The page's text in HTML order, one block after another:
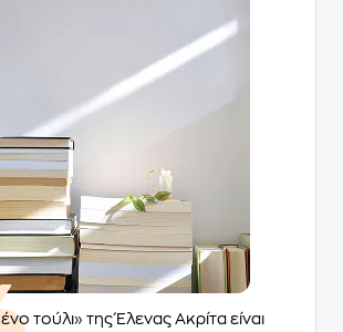
τούλι» της Έλενας Ακρίτα είναι